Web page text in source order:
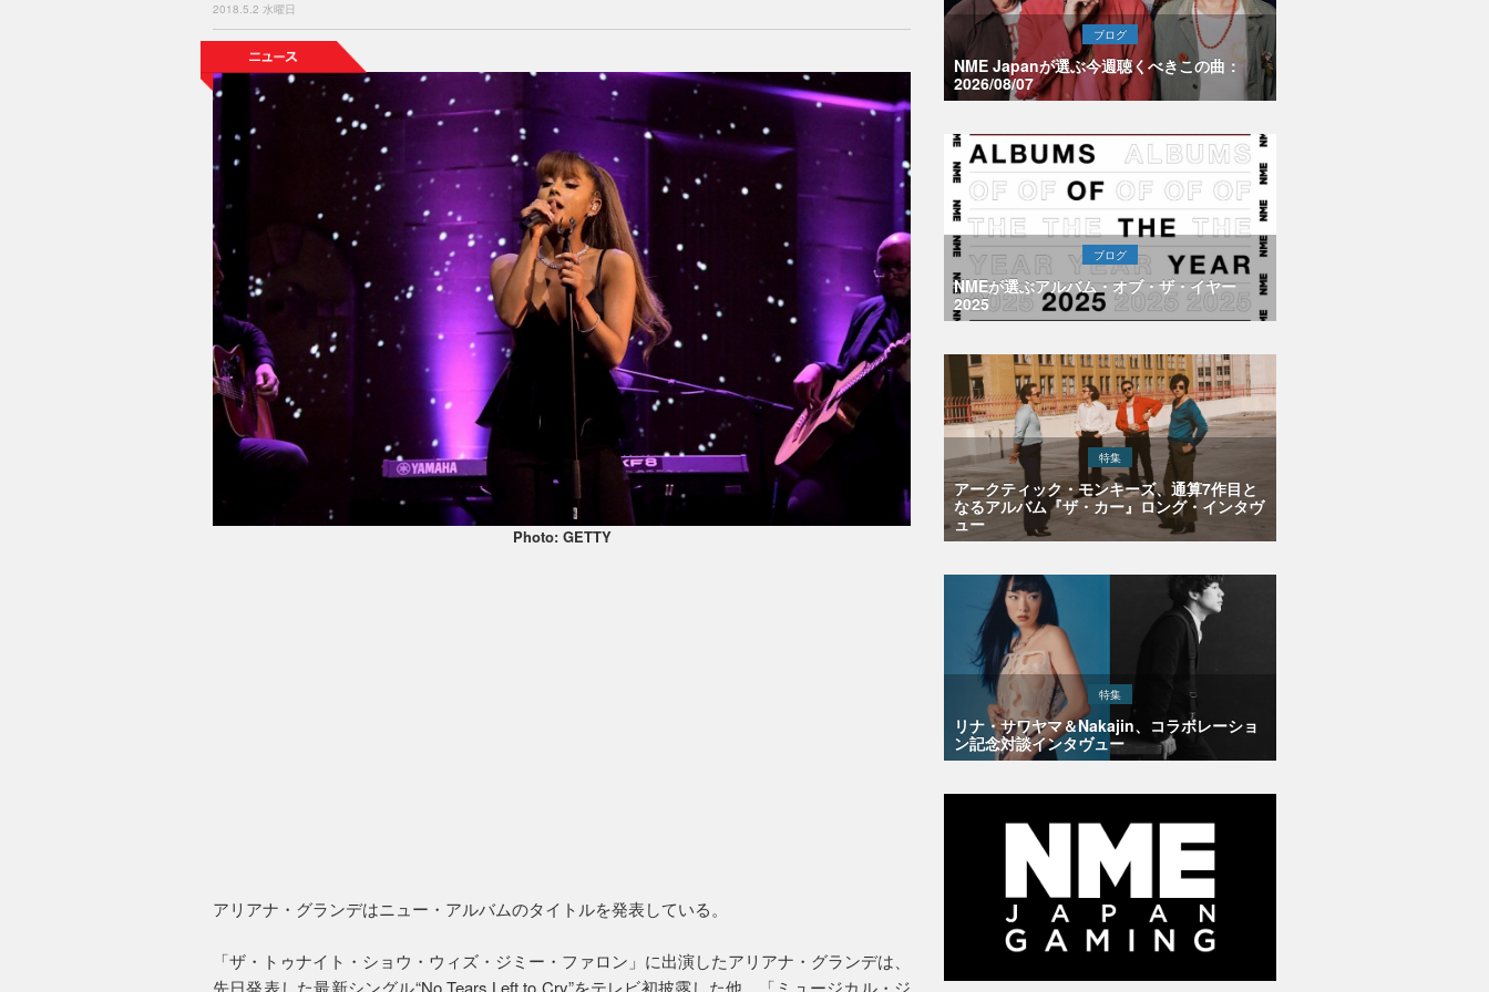
2018.5.2 水曜日
Photo: GETTY
アリアナ・グランデはニュー・アルバムのタイトルを発表している。
「ザ・トゥナイト・ショウ・ウィズ・ジミー・ファロン」に出演したアリアナ・グランデは、
先日発表した最新シングル“No Tears Left to Cry”をテレビ初披露した他、「ミュージカル・ジ
ブログ
NME Japanが選ぶ今週聴くべきこの曲：
2026/08/07
ブログ
NMEが選ぶアルバム・オブ・ザ・イヤー
2025
特集
アークティック・モンキーズ、通算7作目と
なるアルバム『ザ・カー』ロング・インタヴ
ュー
特集
リナ・サワヤマ＆Nakajin、コラボレーショ
ン記念対談インタヴュー